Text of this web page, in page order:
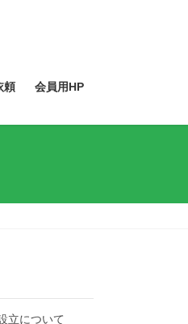
頼 会員用HP
立について